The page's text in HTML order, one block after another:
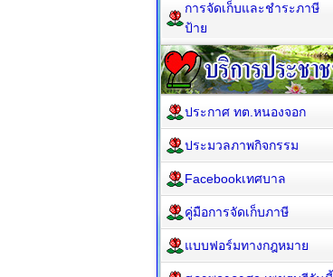
การจัดเก็บและชำระภาษี
ป้าย
ประกาศ ทต.หนองจอก
ประมวลภาพกิจกรรม
Facebookเทศบาล
คู่มือการจัดเก็บภาษี
แบบฟอร์มทางกฎหมาย